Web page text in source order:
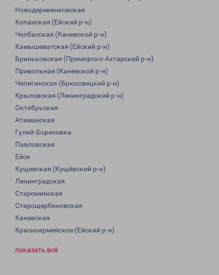
Новодеревянковская
Копанская (Ейский р-н)
Челбасская (Каневской р-н)
Камышеватская (Ейский р-н)
Бриньковская (Приморско-Ахтарский р-н)
Привольная (Каневской р-н)
Чепигинская (Брюховецкий р-н)
Крыловская (Ленинградский р-н)
Октябрьская
Атаманская
Гуляй-Борисовка
Павловская
Ейск
Кущевская (Кущёвский р-н)
Ленинградская
Староминская
Старощербиновская
Каневская
Красноармейское (Ейский р-н)
показать всё